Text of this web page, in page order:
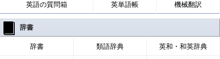
英語の質問箱 英単語帳 機械翻訳
辞書
辞書 類語辞典 英和・和英辞典